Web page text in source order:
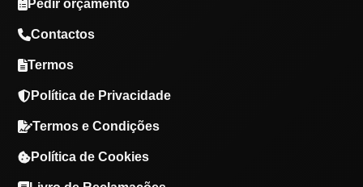
Pedir orçamento
Contactos
Termos
Política de Privacidade
Termos e Condições
Política de Cookies